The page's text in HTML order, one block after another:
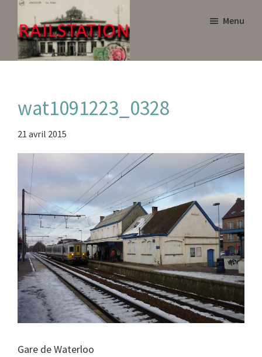
main
content
primary
sidebar
Menu
wat1091223_0328
21 avril 2015
Gare de Waterloo